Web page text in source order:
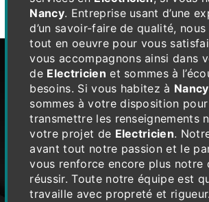
Nancy. Entreprise usant d’une
d’un savoir-faire de qualité,
tout en oeuvre pour vous
vous accompagnons ainsi dans
de Electricien et sommes à
besoins. Si vous habitez à Nancy
sommes à votre disposition
transmettre les renseignements
votre projet de Electricien.
avant tout notre passion et le
vous renforce encore plus notre
réussir. Toute notre équipe est
travaille avec propreté et rigueur.